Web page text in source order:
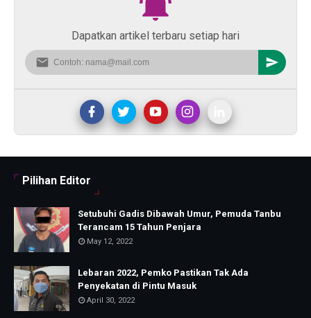
Dapatkan artikel terbaru setiap hari
Pilihan Editor
Setubuhi Gadis Dibawah Umur, Pemuda Tanbu
Terancam 15 Tahun Penjara
May 12, 2022
Lebaran 2022, Pemko Pastikan Tak Ada
Penyekatan di Pintu Masuk
April 30, 2022